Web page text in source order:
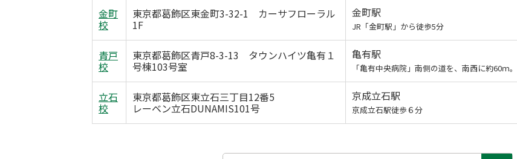
金町
校
東京都葛飾区東金町3-32-1 カーサフローラル
1F
金町駅
JR「金町駅」から徒歩5分
青戸
校
東京都葛飾区青戸8-3-13 タウンハイツ亀有１
号棟103号室
亀有駅
「亀有中央病院」南側の道を、南西に約60ｍ。
立石
校
東京都葛飾区東立石三丁目12番5
レーベン立石DUNAMIS101号
京成立石駅
京成立石駅徒歩６分